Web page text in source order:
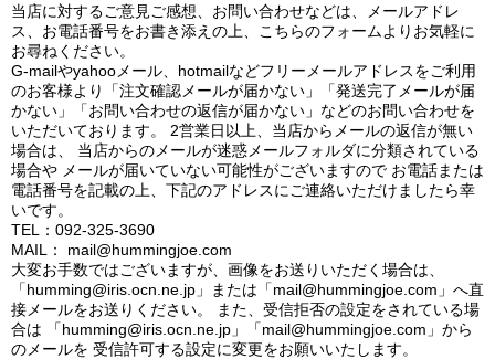
当店に対するご意見ご感想、お問い合わせなどは、メールアドレ
ス、お電話番号をお書き添えの上、こちらのフォームよりお気軽に
お尋ねください。
G-mailやyahooメール、hotmailなどフリーメールアドレスをご利用
のお客様より「注文確認メールが届かない」「発送完了メールが届
かない」「お問い合わせの返信が届かない」などのお問い合わせを
いただいております。 2営業日以上、当店からメールの返信が無い
場合は、 当店からのメールが迷惑メールフォルダに分類されている
場合や メールが届いていない可能性がございますので お電話または
電話番号を記載の上、下記のアドレスにご連絡いただけましたら幸
いです。
TEL：092-325-3690
MAIL： mail@hummingjoe.com
大変お手数ではございますが、画像をお送りいただく場合は、
「humming@iris.ocn.ne.jp」または「mail@hummingjoe.com」へ直
接メールをお送りください。 また、受信拒否の設定をされている場
合は 「humming@iris.ocn.ne.jp」「mail@hummingjoe.com」から
のメールを 受信許可する設定に変更をお願いいたします。